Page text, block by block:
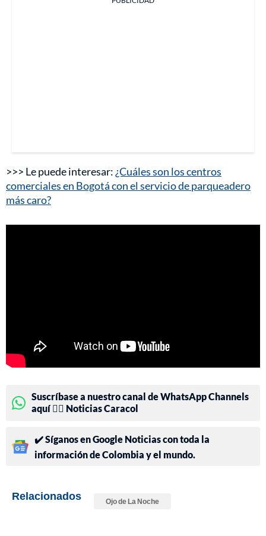
>>> Le puede interesar: ¿Cuáles son los centros
comerciales en Bogotá con el servicio de parqueadero
más caro?
Suscríbase a nuestro canal de WhatsApp Channels
aquí 👉🏻 Noticias Caracol
✔️ Síganos en Google Noticias con toda la
información de Colombia y el mundo.
Relacionados Ojo de La Noche